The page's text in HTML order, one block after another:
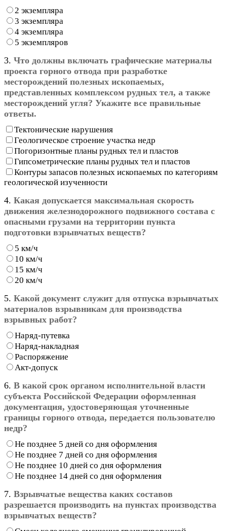
2 экземпляра
3 экземпляра
4 экземпляра
5 экземпляров
3. Что должны включать графические материалы
проекта горного отвода при разработке
месторождений полезных ископаемых,
представленных комплексом рудных тел, а также
месторождений угля? Укажите все правильные
ответы.
Тектонические нарушения
Геологическое строение участка недр
Погоризонтные планы рудных тел и пластов
Гипсометрические планы рудных тел и пластов
Контуры запасов полезных ископаемых по категориям
геологической изученности
4. Какая допускается максимальная скорость
движения железнодорожного подвижного состава с
опасными грузами на территории пункта
подготовки взрывчатых веществ?
5 км/ч
10 км/ч
15 км/ч
20 км/ч
5. Какой документ служит для отпуска взрывчатых
материалов взрывникам для производства
взрывных работ?
Наряд-путевка
Наряд-накладная
Распоряжение
Акт-допуск
6. В какой срок органом исполнительной власти
субъекта Российской Федерации оформленная
документация, удостоверяющая уточненные
границы горного отвода, передается пользователю
недр?
Не позднее 5 дней со дня оформления
Не позднее 7 дней со дня оформления
Не позднее 10 дней со дня оформления
Не позднее 14 дней со дня оформления
7. Взрывчатые вещества каких составов
разрешается производить на пунктах производства
взрывчатых веществ?